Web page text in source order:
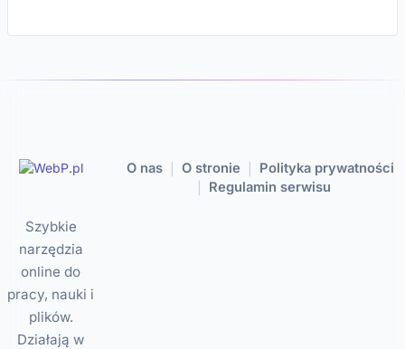
Szybkie
narzędzia
online do
pracy, nauki i
plików.
Działają w
O nas O stronie Polityka prywatności
Regulamin serwisu